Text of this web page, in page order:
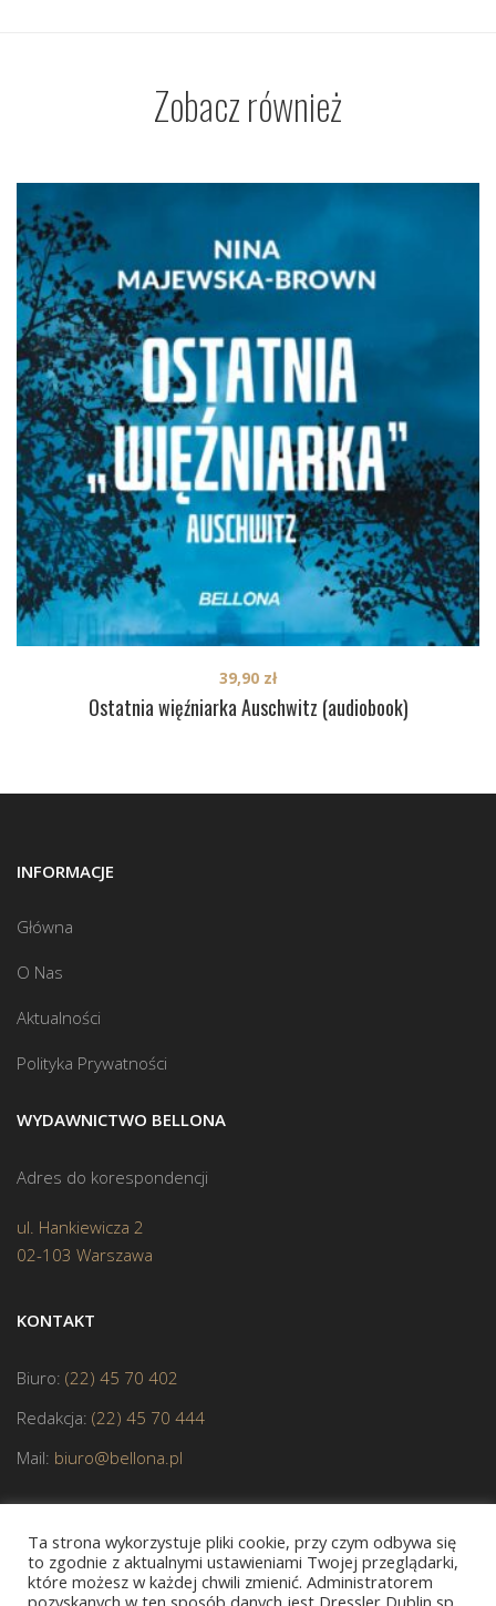
Zobacz również
Ostatnia więźniarka Auschwitz (audiobook)
39,90 zł
INFORMACJE
Główna
O Nas
Aktualności
Polityka Prywatności
WYDAWNICTWO BELLONA
Adres do korespondencji
ul. Hankiewicza 2
02-103 Warszawa
KONTAKT
Biuro: (22) 45 70 402
Redakcja: (22) 45 70 444
Mail: biuro@bellona.pl
Ta strona wykorzystuje pliki cookie, przy czym odbywa się
to zgodnie z aktualnymi ustawieniami Twojej przeglądarki,
które możesz w każdej chwili zmienić. Administratorem
pozyskanych w ten sposób danych jest Dressler Dublin sp.